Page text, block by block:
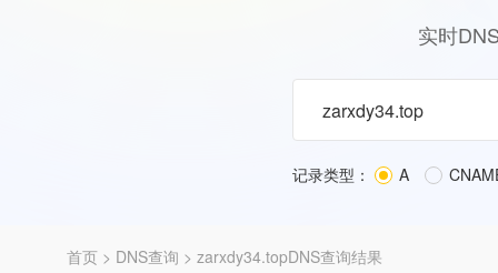
实时
记录类型： A
首页 > DNS查询 > zarxdy34.topDNS查询结果